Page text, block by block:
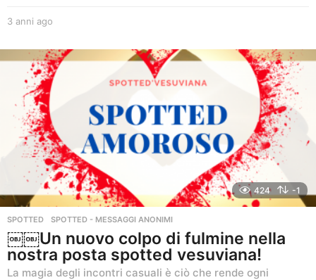
3 anni ago
n
n
i
424 -1
SPOTTED ,SPOTTED - MESSAGGI ANONIMI
￼￼Un nuovo colpo di fulmine nella
nostra posta spotted vesuviana!
La magia degli incontri casuali è ciò che rende ogni